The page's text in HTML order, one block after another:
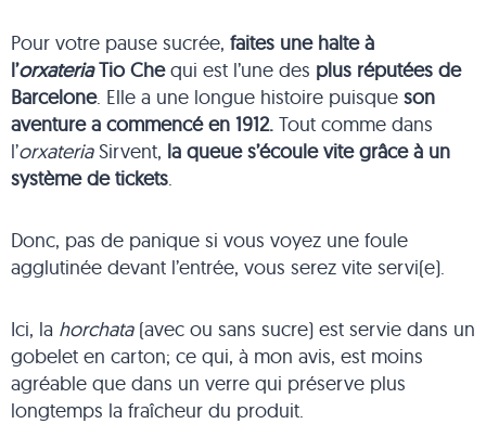
Pour votre pause sucrée, faites une halte à
l’orxateriaTio Chequi est l’une des plus réputées de
Barcelone. Elle a une longue histoire puisque son
aventure a commencé en 1912.Tout comme dans
l’orxateriaSirvent, la queue s’écoule vite grâce à un
système de tickets.
Donc, pas de panique si vous voyez une foule
agglutinée devant l’entrée, vous serez vite servi(e).
Ici, la horchata(avec ou sans sucre) est servie dans un
gobelet en carton; ce qui, à mon avis, est moins
agréable que dans un verre qui préserve plus
longtemps la fraîcheur du produit.